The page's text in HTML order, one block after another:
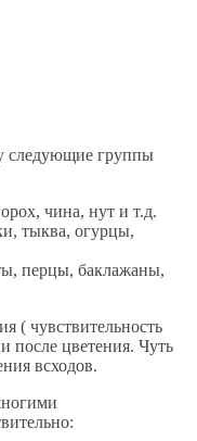
следующие группы
чина, нут и т.д.
тыква, огурцы,
перцы, баклажаны,
( чувствительность
после цветения. Чуть
всходов.